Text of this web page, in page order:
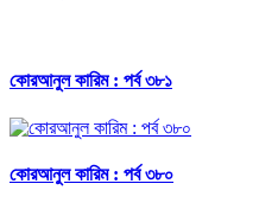
কোরআনুল কারিম : পর্ব ৩৮১
কোরআনুল কারিম : পর্ব ৩৮০